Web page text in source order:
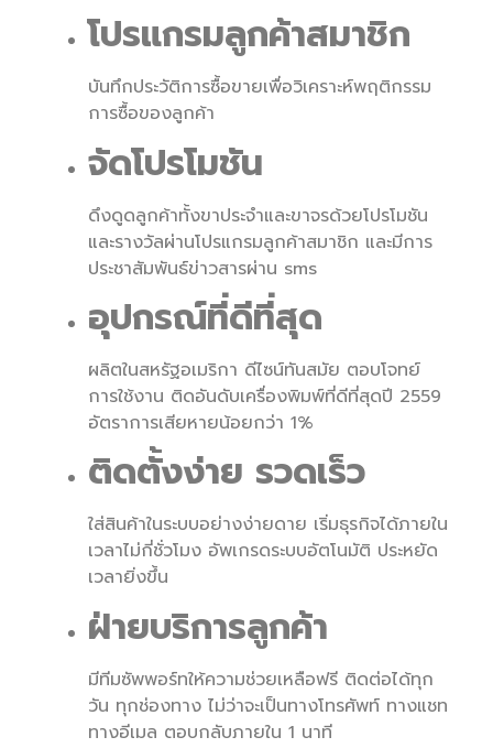
โปรแกรมลูกค้าสมาชิก
บันทึกประวัติการซื้อขายเพื่อวิเคราะห์พฤติกรรม
การซื้อของลูกค้า
จัดโปรโมชัน
ดึงดูดลูกค้าทั้งขาประจำและขาจรด้วยโปรโมชัน
และรางวัลผ่านโปรแกรมลูกค้าสมาชิก และมีการ
ประชาสัมพันธ์ข่าวสารผ่าน sms
อุปกรณ์ที่ดีที่สุด
ผลิตในสหรัฐอเมริกา ดีไซน์ทันสมัย ตอบโจทย์
การใช้งาน ติดอันดับเครื่องพิมพ์ที่ดีที่สุดปี 2559
อัตราการเสียหายน้อยกว่า 1%
ติดตั้งง่าย รวดเร็ว
ใส่สินค้าในระบบอย่างง่ายดาย เริ่มธุรกิจได้ภายใน
เวลาไม่กี่ชั่วโมง อัพเกรดระบบอัตโนมัติ ประหยัด
เวลายิ่งขึ้น
ฝ่ายบริการลูกค้า
มีทีมซัพพอร์ทให้ความช่วยเหลือฟรี ติดต่อได้ทุก
วัน ทุกช่องทาง ไม่ว่าจะเป็นทางโทรศัพท์ ทางแชท
ทางอีเมล ตอบกลับภายใน 1 นาที